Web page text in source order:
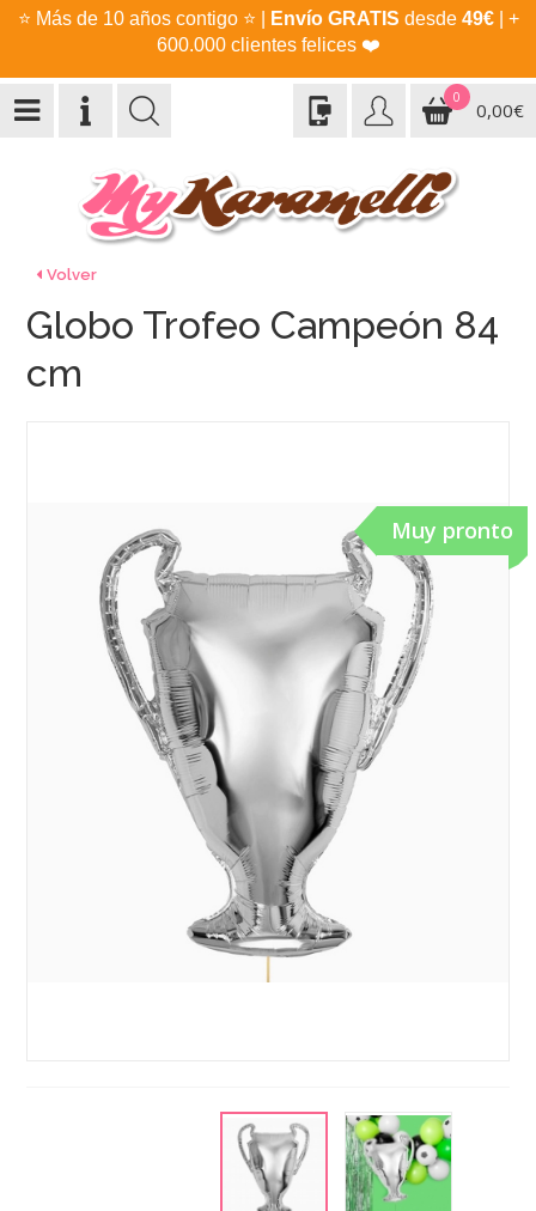
⭐ Más de 10 años contigo ⭐ Envío GRATIS desde 49€| +
600.000 clientes felices ❤️
0
0,00€
Volver
Muy pronto
Globo Trofeo Campeón 84
cm